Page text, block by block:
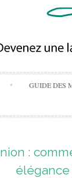
GUIDE DES
:
élégance